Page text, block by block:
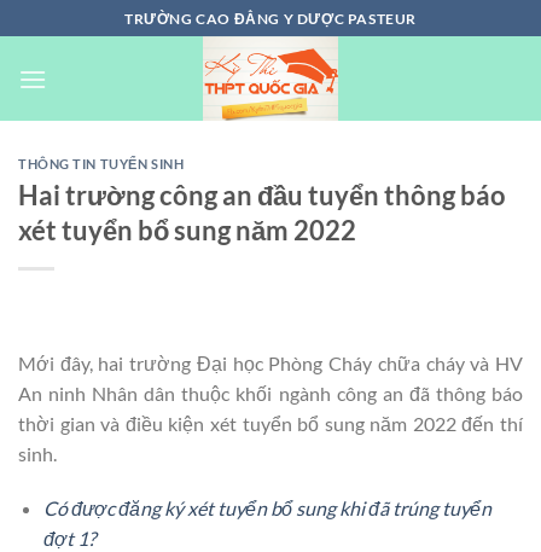
đến
nội
TRƯỜNG CAO ĐẲNG Y DƯỢC PASTEUR
THÔNG TIN TUYỂN SINH
Hai trường công an đầu tuyển thông báo
xét tuyển bổ sung năm 2022
Mới đây, hai trường Đại học Phòng Cháy chữa cháy và HV
An ninh Nhân dân thuộc khối ngành công an đã thông báo
thời gian và điều kiện xét tuyển bổ sung năm 2022 đến thí
sinh.
Có được đăng ký xét tuyển bổ sung khi đã trúng tuyển
đợt 1?